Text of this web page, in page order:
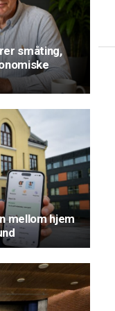
småting,
mellom hjem